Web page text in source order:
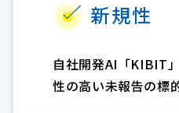
新規性
自社開発AI「KIBIT
性の高い未報告の標